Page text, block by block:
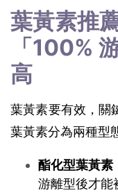
葉黃素推
「100%
高
葉黃素要有效，關
葉黃素分為兩種型
酯化型葉黃素
游離型後才能